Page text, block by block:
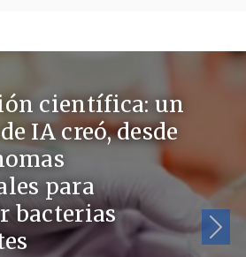
científica: un
IA creó, desde
para
bacterias